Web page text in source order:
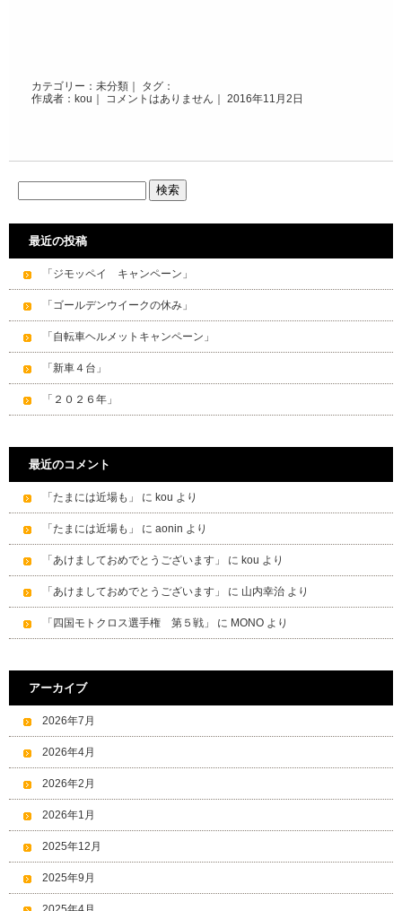
カテゴリー： 未分類 ｜ タグ：
作成者：kou｜ コメントはありません ｜ 2016年11月2日
最近の投稿
「ジモッペイ キャンペーン」
「ゴールデンウイークの休み」
「自転車ヘルメットキャンペーン」
「新車４台」
「２０２６年」
最近のコメント
「たまには近場も」 に kou より
「たまには近場も」 に aonin より
「あけましておめでとうございます」 に kou より
「あけましておめでとうございます」 に 山内幸治 より
「四国モトクロス選手権 第５戦」 に MONO より
アーカイブ
2026年7月
2026年4月
2026年2月
2026年1月
2025年12月
2025年9月